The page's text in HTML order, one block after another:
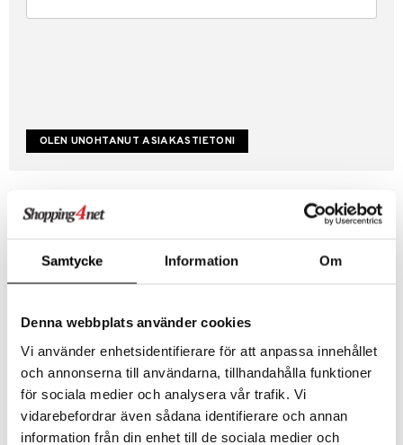
Samtycke Information Om
Denna webbplats använder cookies
Vi använder enhetsidentifierare för att anpassa innehållet
och annonserna till användarna, tillhandahålla funktioner
för sociala medier och analysera vår trafik. Vi
vidarebefordrar även sådana identifierare och annan
information från din enhet till de sociala medier och
Luo uusi asiakas
Tilauksen tila & historiikki
Kestotilaus
Arvostele tuotteita
Toivelistat
LUO ASIAKAS